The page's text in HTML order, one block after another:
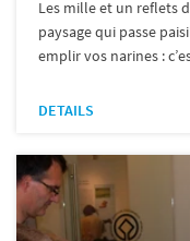
Les mille et un reflets
paysage qui passe
emplir vos narines :
DETAILS